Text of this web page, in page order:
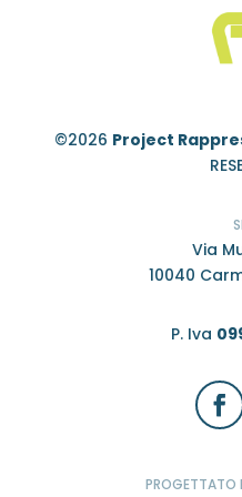
©2026 Project
Via
10040
P. Iva
PROGETTATO